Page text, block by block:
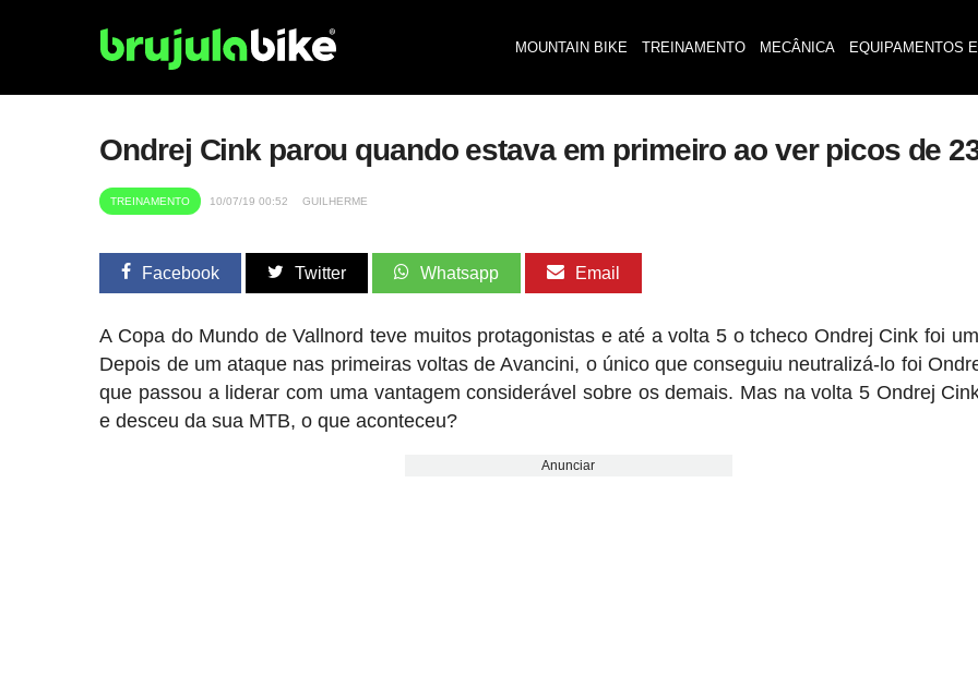
MOUNTAIN BIKE TREINAMENTO MECÂNICA EQUIPAMENTOS
Ondrej Cink parou quando estava em primeiro ao ver picos de
TREINAMENTO 10/07/19 00:52 GUILHERME
Facebook Twitter Whatsapp Email
A Copa do Mundo de Vallnord teve muitos protagonistas e até a volta 5 o tcheco Ondrej Cink foi
Depois de um ataque nas primeiras voltas de Avancini, o único que conseguiu neutralizá-lo foi
que passou a liderar com uma vantagem considerável sobre os demais. Mas na volta 5 Ondrej
e desceu da sua MTB, o que aconteceu?
Anunciar